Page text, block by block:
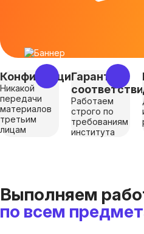
Конфиденциальность
Никакой
передачи
материалов
третьим
лицам
Гарантия
Работаем
строго по
требованиям
института
Выполняем
по всем